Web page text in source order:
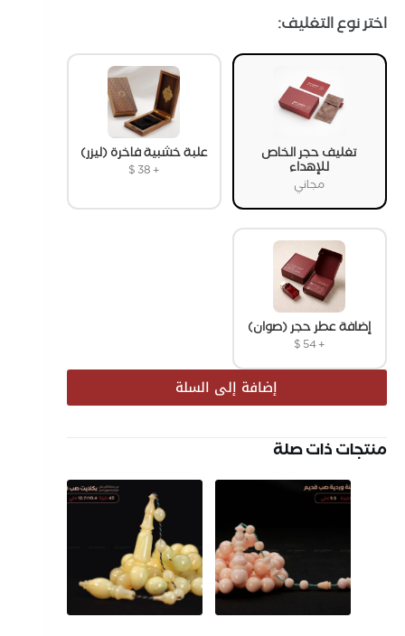
اختر نوع التغليف:
تغليف حجر الخاص
للإهداء
مجاني
علبة خشبية فاخرة (ليزر)
+
$38
إضافة عطر حجر (صوان)
+
$54
إضافة إلى السلة
منتجات ذات صلة